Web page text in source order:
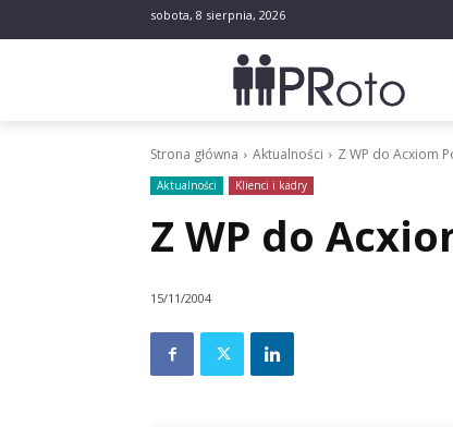
sobota, 8 sierpnia, 2026
Strona główna Aktualności Z WP do Acxiom
Aktualności Klienci i kadry
Z WP do
15/11/2004